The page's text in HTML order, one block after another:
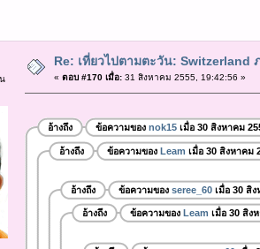
Re: เที่ยวไปตามตะวัน: Switzerland
« ตอบ #170 เมื่อ:31 สิงหาคม 2555, 19:42:56 »
อ้างถึง ข้อความของ nok15เมื่อ 30 สิงหาคม
อ้างถึง ข้อความของ Leam เมื่อ 30 สิงหาคม
อ้างถึง ข้อความของ seree_60เมื่อ 30 สิง
อ้างถึง ข้อความของ Leam เมื่อ 30 สิง